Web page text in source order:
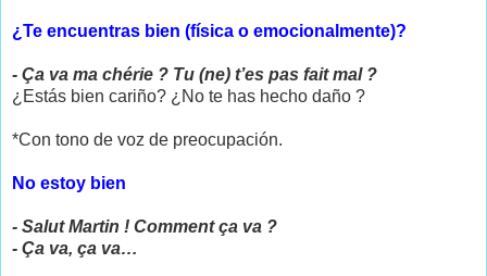
¿Te encuentras bien (física o emocionalmente)?
- Ça va ma chérie ? Tu (ne) t’es pas fait mal ?
¿Estás bien cariño? ¿No te has hecho daño ?
*Con tono de voz de preocupación.
No estoy bien
- Salut Martin ! Comment ça va ?
- Ça va, ça va…